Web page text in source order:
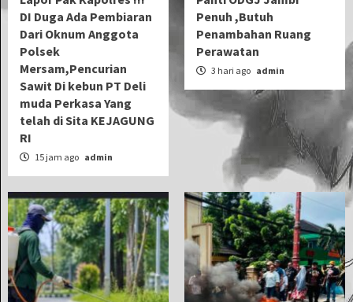
DI Duga Ada Pembiaran
Dari Oknum Anggota
Polsek
Mersam,Pencurian
Sawit Di kebun PT Deli
muda Perkasa Yang
telah di Sita KEJAGUNG
RI
15 jam ago admin
Penuh ,Butuh
Penambahan Ruang
Perawatan
3 hari ago admin